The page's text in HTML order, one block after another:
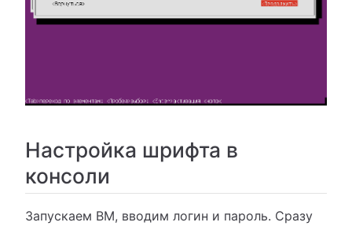
Настройка шрифта в
консоли
Запускаем ВМ, вводим логин и пароль. Сразу